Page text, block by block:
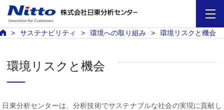
サステナビリティ 環境への取り組み 環境リスクと機会
環境リスクと機会
日東分析センターは、分析技術でサステナブルな社会の実現に貢献し